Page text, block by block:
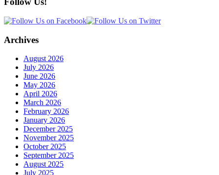
January 2023
November 2022
September 2022
July 2022
June 2022
May 2022
April 2022
March 2022
February 2022
January 2022
December 2021
November 2021
October 2021
September 2021
August 2021
July 2021
June 2021